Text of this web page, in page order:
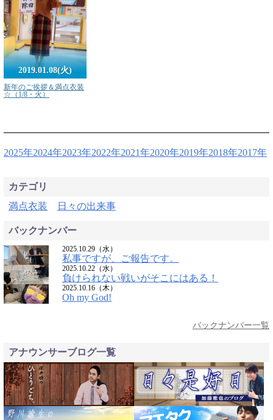
2019.01.08(火)
新年のご挨拶＆満点衣装
☆（1/8・火）
2025年2024年2023年2022年2021年2020年2019年2018年2017年
カテゴリ
満点衣装
日々の出来事
バックナンバー
2025.10.29（水）
私事ですが、ご報告です。
2025.10.22（水）
負けられない戦いがそこにはある！
2025.10.16（木）
Oh my God!
バックナンバー一覧
アナウンサーブログ一覧